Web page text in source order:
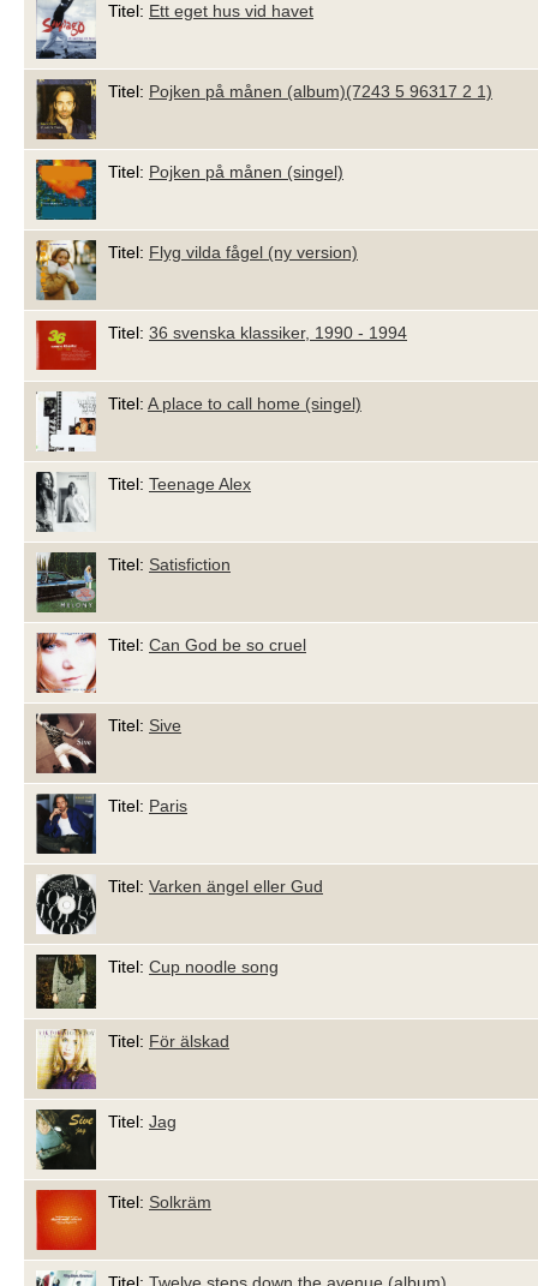
Titel: Ett eget hus vid havet
Titel: Pojken på månen (album)(7243 5 96317 2 1)
Titel: Pojken på månen (singel)
Titel: Flyg vilda fågel (ny version)
Titel: 36 svenska klassiker, 1990 - 1994
Titel: A place to call home (singel)
Titel: Teenage Alex
Titel: Satisfiction
Titel: Can God be so cruel
Titel: Sive
Titel: Paris
Titel: Varken ängel eller Gud
Titel: Cup noodle song
Titel: För älskad
Titel: Jag
Titel: Solkräm